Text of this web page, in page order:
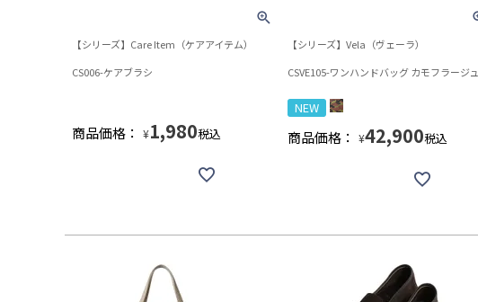
【シリーズ】Care Item（ケアアイテム）
CS006-ケアブラシ
商品価格： ¥1,980税込
【シリーズ】Vela（ヴェーラ）
CSVE105-ワンハンドバッグ カモフラージュ
NEW
商品価格： ¥42,900税込